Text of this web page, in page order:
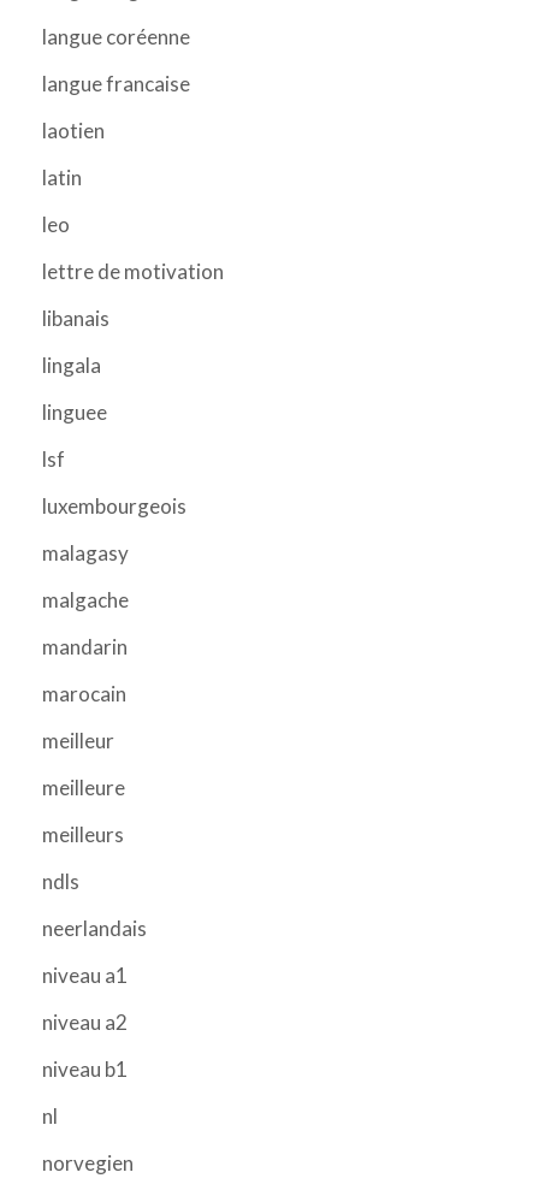
langue coréenne
langue francaise
laotien
latin
leo
lettre de motivation
libanais
lingala
linguee
lsf
luxembourgeois
malagasy
malgache
mandarin
marocain
meilleur
meilleure
meilleurs
ndls
neerlandais
niveau a1
niveau a2
niveau b1
nl
norvegien